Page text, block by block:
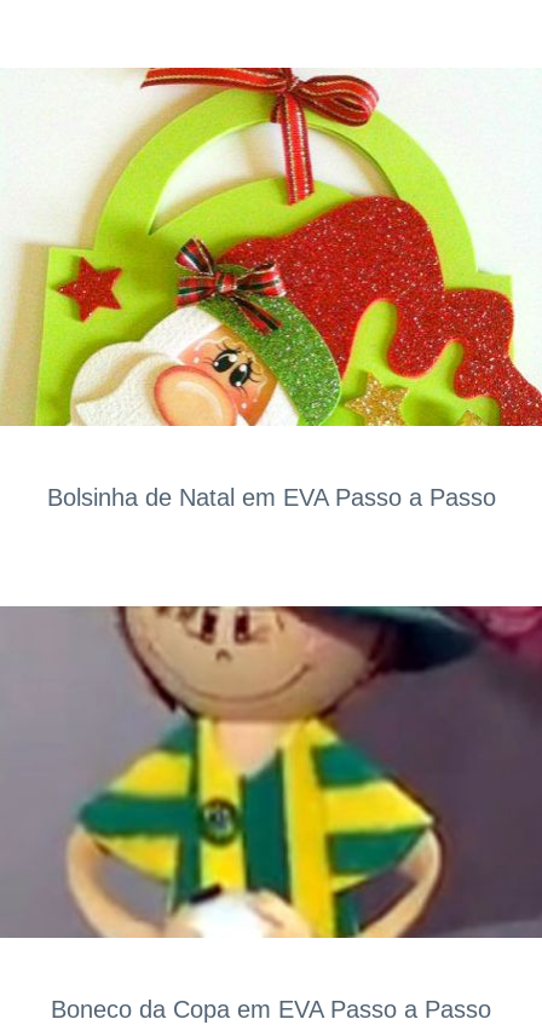
Bolsinha de Natal em EVA Passo a Passo
Boneco da Copa em EVA Passo a Passo